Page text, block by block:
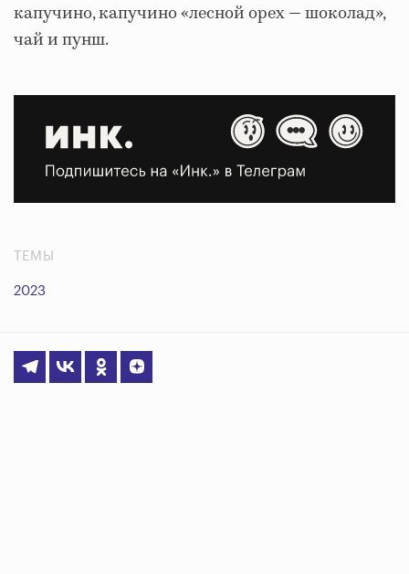
капучино, капучино «лесной орех — шоколад»,
чай и пунш.
ТЕМЫ
2023